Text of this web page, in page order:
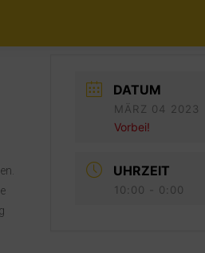
DATUM
MÄRZ 04 2023
Vorbei!
UHRZEIT
10:00 - 0:00